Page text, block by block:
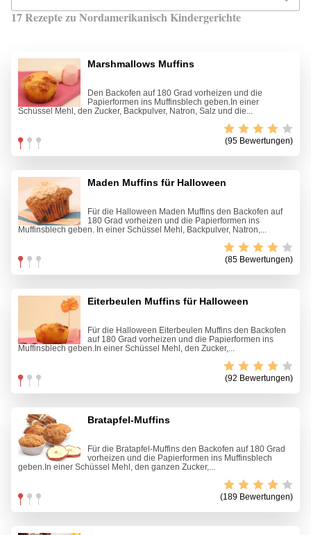
17 Rezepte zu Nordamerikanisch Kindergerichte
Marshmallows Muffins
Den Backofen auf 180 Grad vorheizen und die
Papierformen ins Muffinsblech geben.In einer
Schüssel Mehl, den Zucker, Backpulver, Natron, Salz und die...
(95 Bewertungen)
Maden Muffins für Halloween
Für die Halloween Maden Muffins den Backofen auf
180 Grad vorheizen und die Papierformen ins
Muffinsblech geben. In einer Schüssel Mehl, Backpulver, Natron,...
(85 Bewertungen)
Eiterbeulen Muffins für Halloween
Für die Halloween Eiterbeulen Muffins den Backofen
auf 180 Grad vorheizen und die Papierformen ins
Muffinsblech geben.In einer Schüssel Mehl, den Zucker,...
(92 Bewertungen)
Bratapfel-Muffins
Für die Bratapfel-Muffins den Backofen auf 180 Grad
vorheizen und die Papierformen ins Muffinsblech
geben.In einer Schüssel Mehl, den ganzen Zucker,...
(189 Bewertungen)